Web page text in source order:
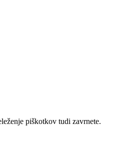
piškotkov tudi zavrnete.